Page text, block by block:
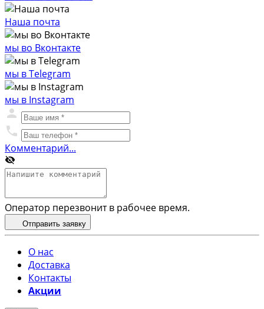
Наша почта
мы во Вконтакте
мы в Telegram
мы в Instagram
Комментарий...
Оператор перезвонит в рабочее время.
Отправить заявку
О нас
Доставка
Контакты
Акции